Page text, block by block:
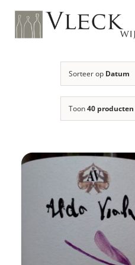
inhoud
Over ons/Filosofie
Proeverijen
Sorteer op Datum
Toon40 producten